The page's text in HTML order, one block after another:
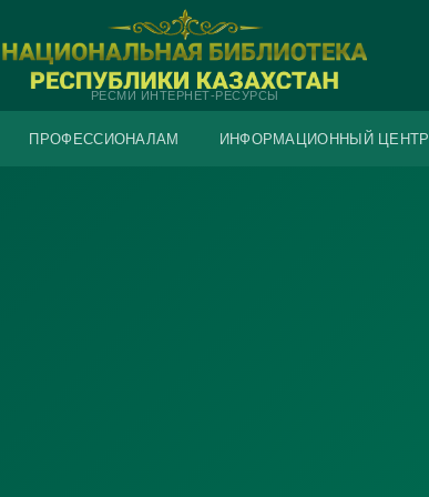
РЕСМИ ИНТЕРНЕТ-РЕСУРСЫ
ПРОФЕССИОНАЛАМ ИНФОРМАЦИОННЫЙ ЦЕНТР